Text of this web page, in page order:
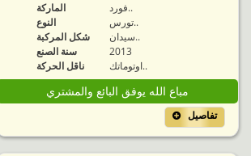
الماركة
فورد..
النوع
تورس..
شكل المركبة
سيدان..
سنة الصنع
2013
ناقل الحركة
اوتوماتك..
مباع الله يوفق البائع والمشتري
تفاصيل